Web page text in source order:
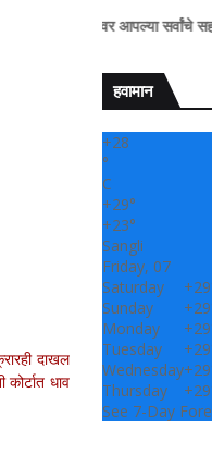
दाखल
धाव
वर आपल्या सर्वांचे सहर्ष स्वागत..!"
हवामान
+28
°
C
+29°
+23°
Sangli
Friday, 07
Saturday
+
Sunday
+
Monday
+
Tuesday
+
Wednesday+
Thursday
+
See 7-Day